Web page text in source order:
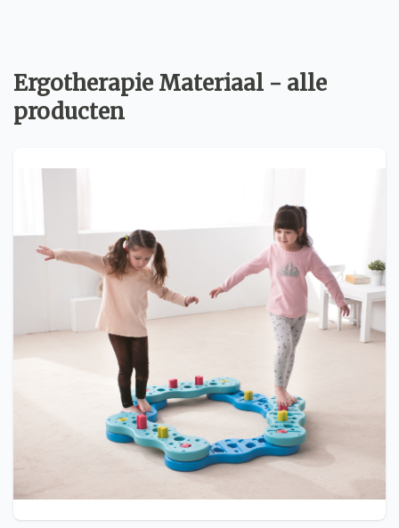
Ergotherapie Materiaal - alle
producten